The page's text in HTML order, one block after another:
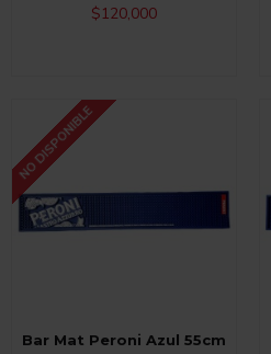
$120,000
NO DISPONIBLE
Bar Mat Peroni Azul 55cm